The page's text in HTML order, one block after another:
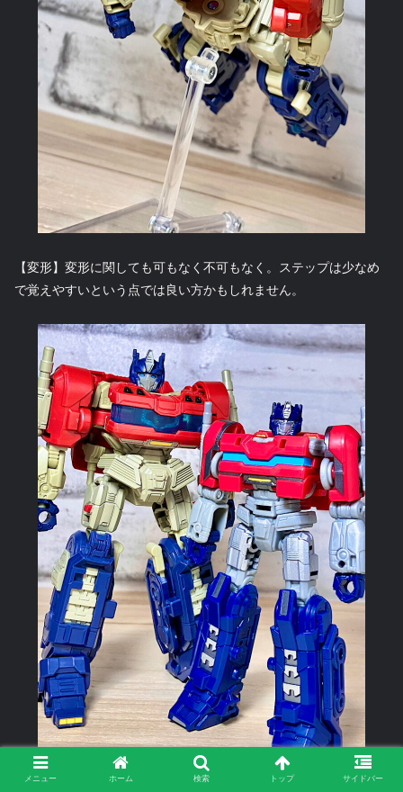
【変形】変形に関しても可もなく不可もなく。ステップは少なめ
で覚えやすいという点では良い方かもしれません。
メニュー ホーム 検索 トップ サイドバー